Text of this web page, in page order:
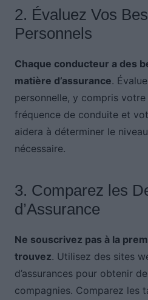
2. Évaluez Vos
Personnels
Chaque conducteur a des
matière d’assurance.
personnelle, y compris
fréquence de conduite et
aidera à déterminer le
nécessaire.
3. Comparez les
d’Assurance
Ne souscrivez pas à la
trouvez. Utilisez des sites
d’assurances pour obtenir
compagnies. Comparez les